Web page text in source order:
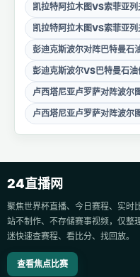
凯拉特阿拉木图VS索菲亚
凯拉特阿拉木图VS索菲亚
彭迪克斯波尔对阵巴特曼石
彭迪克斯波尔VS巴特曼石
卢西塔尼亚卢罗萨对阵波尔
卢西塔尼亚卢罗萨对阵波尔
24直播网
聚焦世界杯直播、今日赛程、实时
站不制作、不存储赛事视频，仅整
迷快速查赛程、看比分、找回放。
查看焦点比赛